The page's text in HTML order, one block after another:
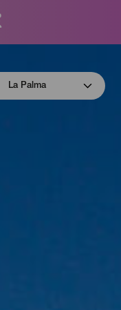
La Palma